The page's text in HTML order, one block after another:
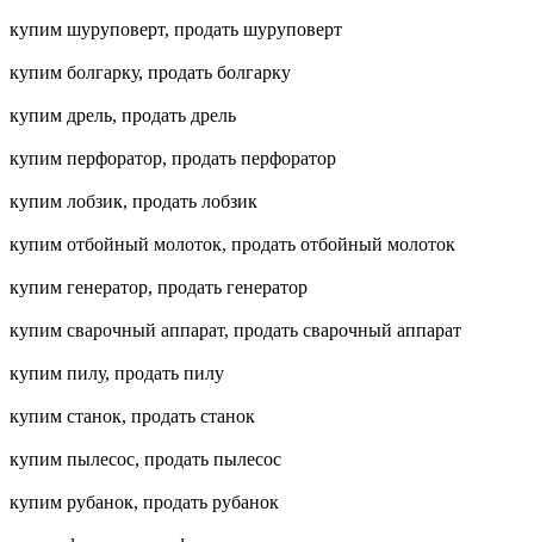
купим шуруповерт, продать шуруповерт
купим болгарку, продать болгарку
купим дрель, продать дрель
купим перфоратор, продать перфоратор
купим лобзик, продать лобзик
купим отбойный молоток, продать отбойный молоток
купим генератор, продать генератор
купим сварочный аппарат, продать сварочный аппарат
купим пилу, продать пилу
купим станок, продать станок
купим пылесос, продать пылесос
купим рубанок, продать рубанок